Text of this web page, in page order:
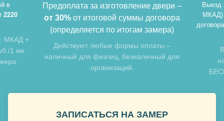
Хочу такую
в
2220
МКАД +
1 км.
Предоплата за изготовление двери –
от 30% от итоговой суммы договора
(определяется по итогам замера)
Действуют любые формы оплаты –
наличный для физлиц, безналичный для
организаций.
Выезд
ЗАПИСАТЬСЯ НА ЗАМЕР